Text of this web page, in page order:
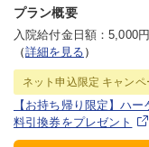
・お客さまの喫煙状況
場合、優良体料率が適
べて保険料がお安くな
プラン概要
入院給付金日額：5,000円
（詳細を見る ）
ネット申込限定 キャンペ
【お持ち帰り限定】ハ
料引換券をプレゼント